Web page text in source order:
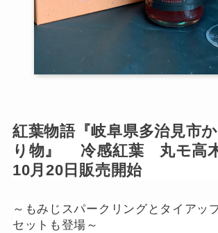
紅葉物語『岐阜県多治見市
り物』 冷感紅葉 丸モ高
10月20日販売開始
～もみじスパークリングとタイアッ
セットも登場～